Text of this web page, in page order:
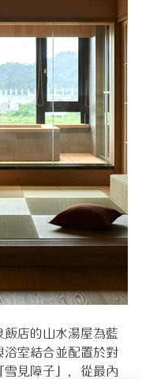
飯店的山水湯屋為藍
浴室結合並配置於對
雪見障子」，從最內